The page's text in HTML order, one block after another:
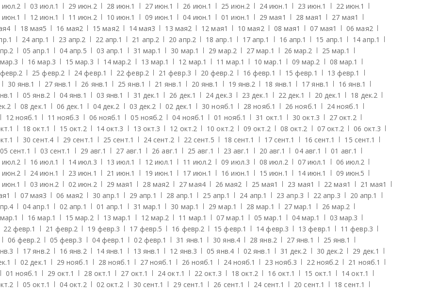
июл.2 03 июл.1 29 июн.2 28 июн.1 27 июн.1 26 июн.1 25 июн.2 24 июн.1 23 июн.1 22 июн.1
июн.1 12 июн.1 11 июн.2 10 июн.1 09 июн.1 04 июн.1 01 июн.1 29 мая1 28 мая1 27 мая1
4 18 мая5 16 мая2 15 мая2 14 мая3 13 мая2 12 мая1 10 мая2 08 мая1 07 мая1 06 мая2
1 24 апр.1 23 апр.2 22 апр.1 21 апр.2 20 апр.2 18 апр.1 17 апр.1 16 апр.1 15 апр.1 14 апр.1
2 05 апр.1 04 апр.5 03 апр.1 31 мар.1 30 мар.1 29 мар.2 27 мар.1 26 мар.2 25 мар.1
3 16 мар.3 15 мар.3 14 мар.2 13 мар.1 12 мар.1 11 мар.1 10 мар.1 09 мар.2 08 мар.1
2 25 февр.2 24 февр.1 22 февр.2 21 февр.3 20 февр.2 16 февр.1 15 февр.1 13 февр.1
30 янв.1 27 янв.1 26 янв.1 25 янв.1 21 янв.1 20 янв.1 19 янв.2 18 янв.1 17 янв.1 16 янв.1
1 05 янв.2 04 янв.1 03 янв.1 31 дек.1 26 дек.1 24 дек.3 23 дек.1 22 дек.1 20 дек.1 18 дек.2
2 08 дек.1 06 дек.1 04 дек.2 03 дек.2 02 дек.1 30 нояб.1 28 нояб.1 26 нояб.1 24 нояб.1
12 нояб.1 11 нояб.3 06 нояб.1 05 нояб.2 04 нояб.1 01 нояб.1 31 окт.1 30 окт.3 27 окт.2
1 18 окт.1 15 окт.2 14 окт.3 13 окт.3 12 окт.2 10 окт.2 09 окт.2 08 окт.2 07 окт.2 06 окт.3
1 30 сент.4 29 сент.1 25 сент.1 24 сент.2 22 сент.5 18 сент.1 17 сент.1 16 сент.1 15 сент.1
05 сент.1 03 сент.1 29 авг.1 27 авг.1 26 авг.1 25 авг.1 23 авг.1 20 авг.1 04 авг.1 01 авг.1
июл.2 16 июл.1 14 июл.3 13 июл.1 12 июл.1 11 июл.2 09 июл.3 08 июл.2 07 июл.1 06 июл.2
июн.2 24 июн.1 23 июн.1 21 июн.1 19 июн.1 17 июн.1 16 июн.1 15 июн.1 14 июн.1 09 июн.5
июн.1 03 июн.2 02 июн.2 29 мая1 28 мая2 27 мая4 26 мая2 25 мая1 23 мая1 22 мая1 21 мая1
1 07 мая3 06 мая2 30 апр.1 29 апр.1 28 апр.1 25 апр.1 24 апр.1 23 апр.3 22 апр.3 20 апр.1
4 04 апр.1 02 апр.1 01 апр.1 31 мар.1 30 мар.1 29 мар.1 28 мар.1 27 мар.1 26 мар.2
1 16 мар.1 15 мар.2 13 мар.1 12 мар.2 11 мар.1 07 мар.1 05 мар.1 04 мар.1 03 мар.3
22 февр.1 21 февр.2 19 февр.3 17 февр.5 16 февр.2 15 февр.1 14 февр.3 13 февр.1 11 февр.3
06 февр.2 05 февр.3 04 февр.1 02 февр.1 31 янв.1 30 янв.4 28 янв.2 27 янв.1 25 янв.1
3 17 янв.2 16 янв.2 14 янв.1 13 янв.1 12 янв.3 05 янв.4 02 янв.1 31 дек.2 30 дек.2 29 дек.1
1 02 дек.1 29 нояб.1 28 нояб.1 27 нояб.1 26 нояб.1 24 нояб.1 23 нояб.3 22 нояб.2 21 нояб.1
01 нояб.1 29 окт.1 28 окт.1 27 окт.1 24 окт.1 22 окт.3 18 окт.2 16 окт.1 15 окт.1 14 окт.1
2 05 окт.1 04 окт.2 02 окт.2 30 сент.1 29 сент.1 26 сент.1 24 сент.1 20 сент.1 18 сент.1